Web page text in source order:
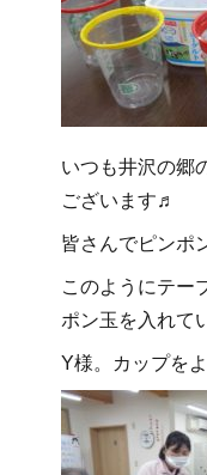
いつも井沢の郷
ございます♬
皆さんでピンポ
このようにテー
ポン玉を入れて
Y様。カップを